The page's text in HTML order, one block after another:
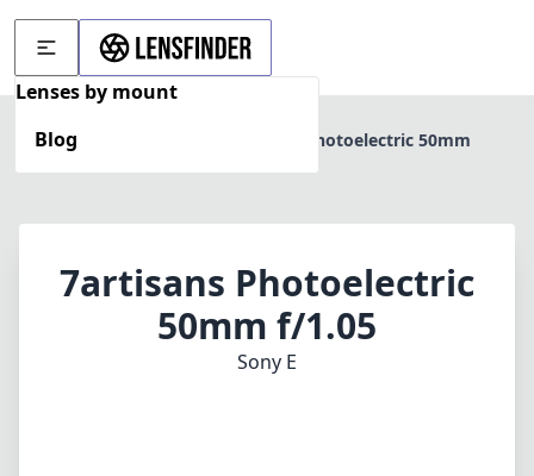
Lenses by mount
Blog
Home
7artisans Photoelectric 50mm
7artisans Photoelectric
50mm f/1.05
Sony E